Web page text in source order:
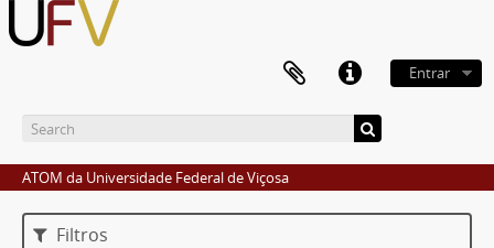
Entrar
ATOM da Universidade Federal de Viçosa
Filtros